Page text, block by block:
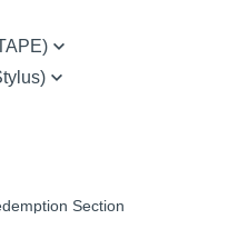
Section